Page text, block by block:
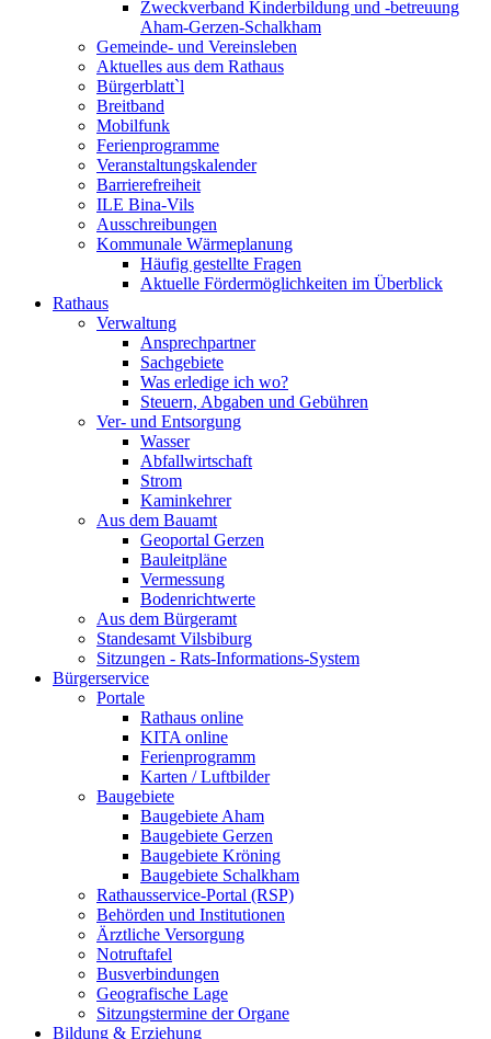
Zweckverband Kinderbildung und -betreuung
Aham-Gerzen-Schalkham
Gemeinde- und Vereinsleben
Aktuelles aus dem Rathaus
Bürgerblatt`l
Breitband
Mobilfunk
Ferienprogramme
Veranstaltungskalender
Barrierefreiheit
ILE Bina-Vils
Ausschreibungen
Kommunale Wärmeplanung
Häufig gestellte Fragen
Aktuelle Fördermöglichkeiten im Überblick
Rathaus
Verwaltung
Ansprechpartner
Sachgebiete
Was erledige ich wo?
Steuern, Abgaben und Gebühren
Ver- und Entsorgung
Wasser
Abfallwirtschaft
Strom
Kaminkehrer
Aus dem Bauamt
Geoportal Gerzen
Bauleitpläne
Vermessung
Bodenrichtwerte
Aus dem Bürgeramt
Standesamt Vilsbiburg
Sitzungen - Rats-Informations-System
Bürgerservice
Portale
Rathaus online
KITA online
Ferienprogramm
Karten / Luftbilder
Baugebiete
Baugebiete Aham
Baugebiete Gerzen
Baugebiete Kröning
Baugebiete Schalkham
Rathausservice-Portal (RSP)
Behörden und Institutionen
Ärztliche Versorgung
Notruftafel
Busverbindungen
Geografische Lage
Sitzungstermine der Organe
Bildung & Erziehung